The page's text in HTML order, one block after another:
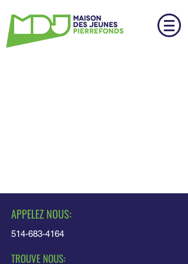
APPELEZ NOUS:
514-683-4164
TROUVE NOUS: